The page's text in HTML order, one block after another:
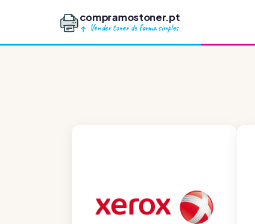
compramostoner.pt
Vender toner de forma simples